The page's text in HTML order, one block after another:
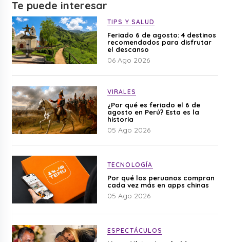
Te puede interesar
TIPS Y SALUD
Feriado 6 de agosto: 4 destinos
recomendados para disfrutar
el descanso
06 Ago 2026
VIRALES
¿Por qué es feriado el 6 de
agosto en Perú? Esta es la
historia
05 Ago 2026
TECNOLOGÍA
Por qué los peruanos compran
cada vez más en apps chinas
05 Ago 2026
ESPECTÁCULOS